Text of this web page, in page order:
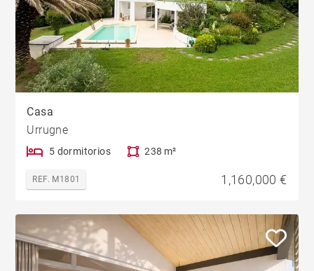
Casa
Urrugne
5 dormitorios 238 m²
REF. M1801 1,160,000 €